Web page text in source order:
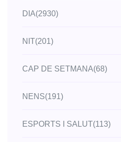
DIA(2930)
NIT(201)
CAP DE SETMANA(68)
NENS(191)
ESPORTS I SALUT(113)